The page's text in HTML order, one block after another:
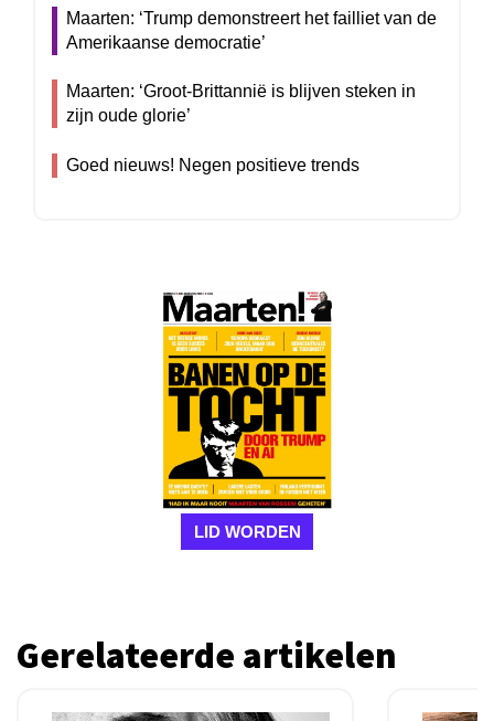
Maarten: ‘Trump demonstreert het failliet van de
Amerikaanse democratie’
Maarten: ‘Groot-Brittannië is blijven steken in
zijn oude glorie’
Goed nieuws! Negen positieve trends
LID WORDEN
Gerelateerde artikelen